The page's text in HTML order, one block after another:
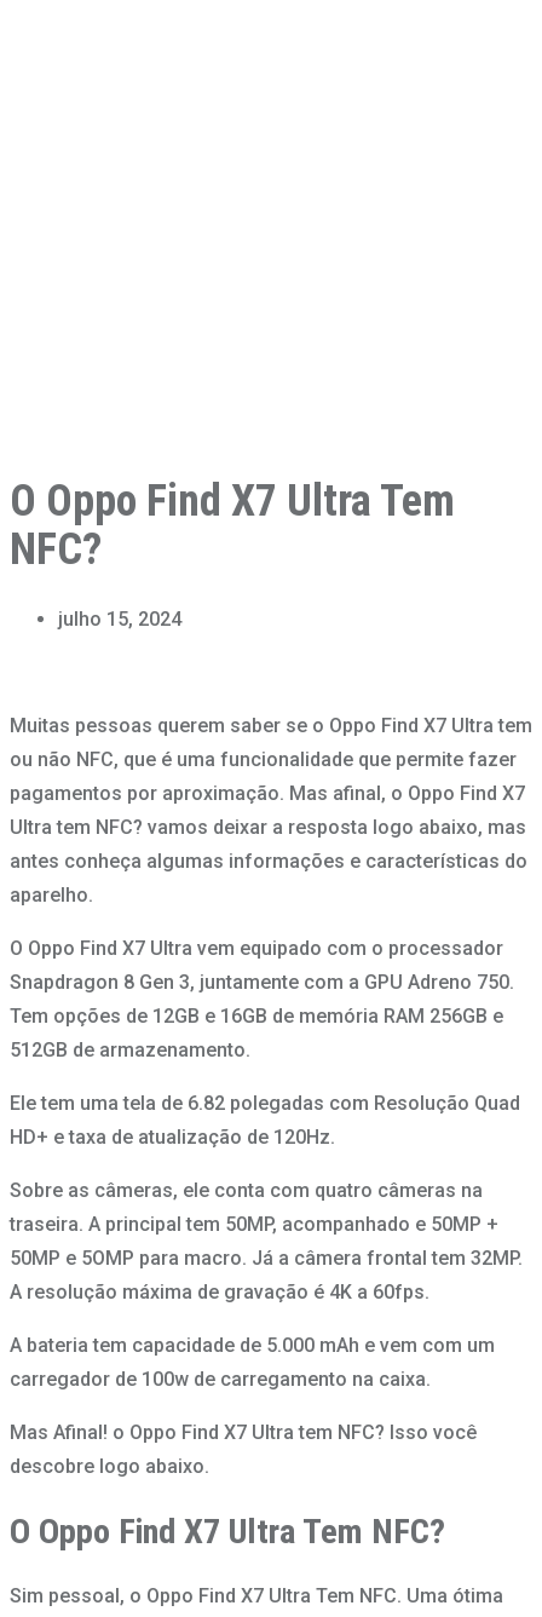
O Oppo Find X7 Ultra Tem
NFC?
julho 15, 2024
Muitas pessoas querem saber se o Oppo Find X7 Ultra tem
ou não NFC, que é uma funcionalidade que permite fazer
pagamentos por aproximação. Mas afinal, o Oppo Find X7
Ultra tem NFC? vamos deixar a resposta logo abaixo, mas
antes conheça algumas informações e características do
aparelho.
O Oppo Find X7 Ultra vem equipado com o processador
Snapdragon 8 Gen 3, juntamente com a GPU Adreno 750.
Tem opções de 12GB e 16GB de memória RAM 256GB e
512GB de armazenamento.
Ele tem uma tela de 6.82 polegadas com Resolução Quad
HD+ e taxa de atualização de 120Hz.
Sobre as câmeras, ele conta com quatro câmeras na
traseira. A principal tem 50MP, acompanhado e 50MP +
50MP e 5OMP para macro. Já a câmera frontal tem 32MP.
A resolução máxima de gravação é 4K a 60fps.
A bateria tem capacidade de 5.000 mAh e vem com um
carregador de 100w de carregamento na caixa.
Mas Afinal! o Oppo Find X7 Ultra tem NFC? Isso você
descobre logo abaixo.
O Oppo Find X7 Ultra Tem NFC?
Sim pessoal, o Oppo Find X7 Ultra Tem NFC. Uma ótima